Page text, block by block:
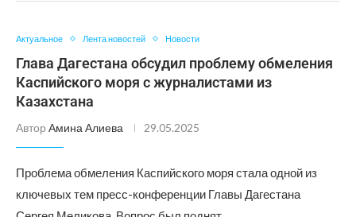
Актуальное Лента новостей Новости
Глава Дагестана обсудил проблему обмеления
Каспийского моря с журналистами из
Казахстана
Автор Амина Алиева 29.05.2025
Проблема обмеления Каспийского моря стала одной из
ключевых тем пресс-конференции Главы Дагестана